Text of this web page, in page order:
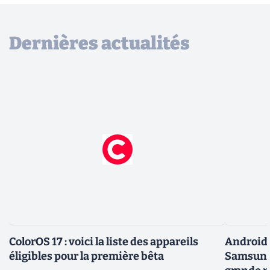
Dernières actualités
ColorOS 17 : voici la liste des appareils
éligibles pour la première bêta
Android